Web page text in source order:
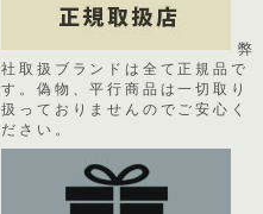
弊
社取扱ブランドは全て正規品で
す。偽物、平行商品は一切取り
扱っておりませんのでご安心く
ださい。